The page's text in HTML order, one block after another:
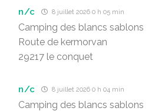
n/c 8 juillet 2026 0 h 05 min
Camping des blancs sablons
Route de kermorvan
29217 le conquet
n/c 8 juillet 2026 0 h 04 min
Camping des blancs sablons